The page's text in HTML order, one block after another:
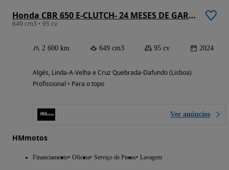
Honda CBR 650 E-CLUTCH- 24 MESES DE GARANTIA
649 cm3 • 95 cv
2 600 km 649 cm3 95 cv 2024
Algés, Linda-A-Velha e Cruz Quebrada-Dafundo (Lisboa)
Profissional • Para o topo
Ver anúncios
HMmotos
Financiamento Oficina Serviço de Pneus Lavagem